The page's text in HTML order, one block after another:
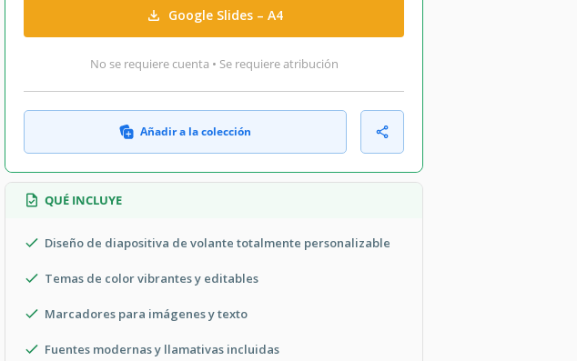
Google Slides – A4
No se requiere cuenta • Se requiere atribución
Añadir a la colección
QUÉ INCLUYE
Diseño de diapositiva de volante totalmente personalizable
Temas de color vibrantes y editables
Marcadores para imágenes y texto
Fuentes modernas y llamativas incluidas